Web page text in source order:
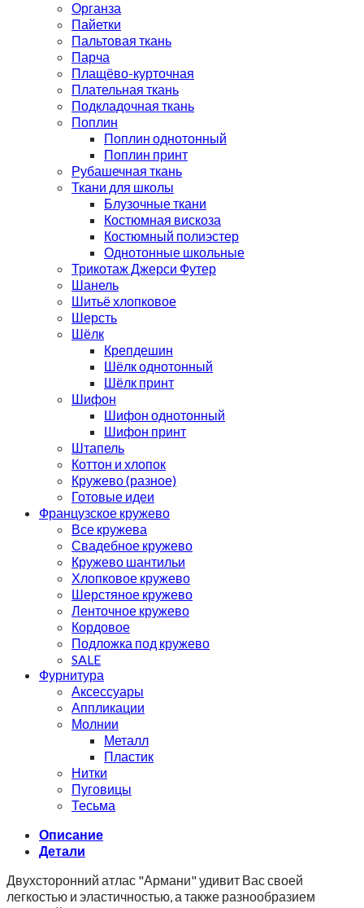
Органза
Пайетки
Пальтовая ткань
Парча
Плащёво-курточная
Плательная ткань
Подкладочная ткань
Поплин
Поплин однотонный
Поплин принт
Рубашечная ткань
Ткани для школы
Блузочные ткани
Костюмная вискоза
Костюмный полиэстер
Однотонные школьные
Трикотаж Джерси Футер
Шанель
Шитьё хлопковое
Шерсть
Шёлк
Крепдешин
Шёлк однотонный
Шёлк принт
Шифон
Шифон однотонный
Шифон принт
Штапель
Коттон и хлопок
Кружево (разное)
Готовые идеи
Французское кружево
Все кружева
Свадебное кружево
Кружево шантильи
Хлопковое кружево
Шерстяное кружево
Ленточное кружево
Кордовое
Подложка под кружево
SALE
Фурнитура
Аксессуары
Аппликации
Молнии
Металл
Пластик
Нитки
Пуговицы
Тесьма
Описание
Детали
Двухсторонний атлас "Армани" удивит Вас своей
легкостью и эластичностью, а также разнообразием